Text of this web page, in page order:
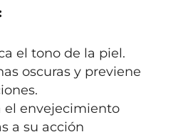
el tono de la piel.
oscuras y previene
el envejecimiento
a su acción